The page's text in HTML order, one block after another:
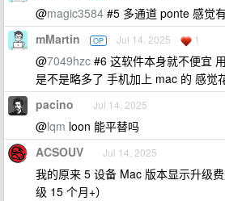
@magic3584 #5 多通道 ponte 感觉
mMartin OP Jul 14, 2025 1
@7049hzc #6 这软件本身就不便宜
是不是略多了 手机加上 mac 的 感觉
pacino Jul 14, 2025
@lqm loon 能平替吗
ACSOUV Jul 14, 2025
我的原来 5 设备 Mac 版本显示升级
级 15 个月+）